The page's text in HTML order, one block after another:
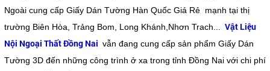
Ngoài cung cấp Giấy Dán Tường Hàn Quốc Giá Rẻ mạnh tại thị
trường Biên Hòa, Trảng Bom, Long Khánh,Nhơn Trach...
Vật Liệu
Nội Ngoại Thất Đồng Nai vẫn đang cung cấp sản phẩm Giấy Dán
Tường 3D đến những công trình ở xa trong tỉnh Đồng Nai với chi phí